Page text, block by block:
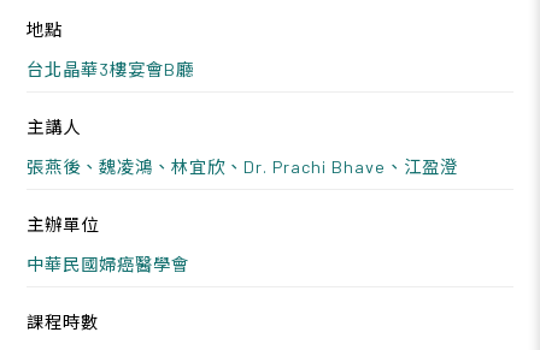
地點
台北晶華3樓宴會B廳
主講人
張燕後、魏凌鴻、林宜欣、Dr. Prachi Bhave、江盈澄
主辦單位
中華民國婦癌醫學會
課程時數